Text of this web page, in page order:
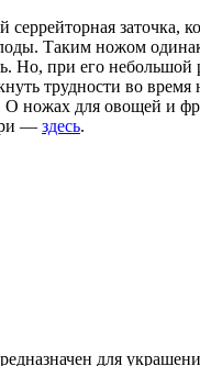
заточка,
Таким ножом
Но, при его
трудности во время
ножах для овощей и
— здесь.
для